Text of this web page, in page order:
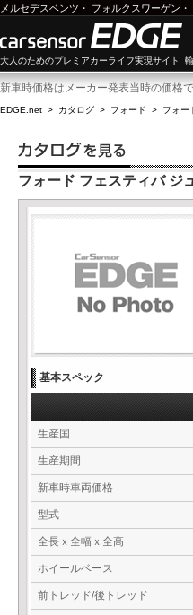
メルセデスベンツ ・ フォルクスワーゲン ・
大人のためのプレミアカーライフ実現サイト
新車時価格はメーカー発表当時の価格
EDGE.net > カタログ > フォード > フォー
フォード フェスティバ ジ
基本スペック
生産国
生産期間
新車時車両価格
型式
全長ｘ全幅ｘ全高
ホイールベース
前トレッド/後トレッド